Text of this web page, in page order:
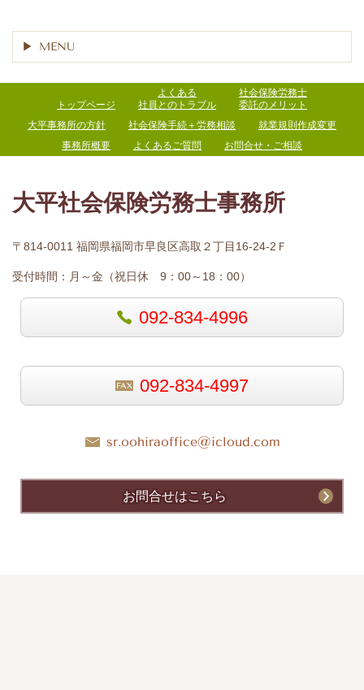
MENU
トップページ
よくある
社員とのトラブル
社会保険労務士
委託のメリット
大平事務所の方針
社会保険手続＋労務相談
就業規則作成変更
事務所概要
よくあるご質問 お問合せ・ご相談
大平社会保険労務士事務所
〒814-0011 福岡県福岡市早良区高取２丁目16-24-2Ｆ
受付時間： 月～金（祝日休 9：00～18：00）
092-834-4996
092-834-4997
sr.oohiraoffice@icloud.com
お問合せはこちら